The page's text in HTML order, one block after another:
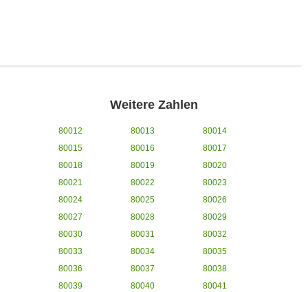
Weitere Zahlen
80012 80013
80014
80015
80016
80017
80018
80019
80020
80021
80022
80023
80024
80025
80026
80027
80028
80029
80030
80031
80032
80033
80034
80035
80036
80037
80038
80039
80040
80041